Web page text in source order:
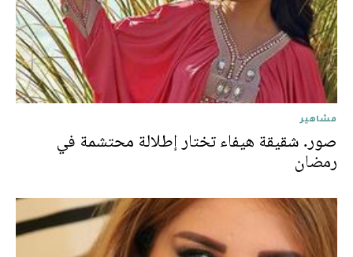
مشاهير
صور. شقيقة هيفاء تختار إطلالة محتشمة في
رمضان